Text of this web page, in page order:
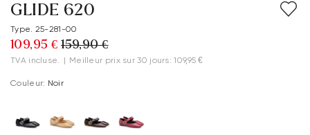
GLIDE 620
Type. 25-281-00
109,95 € 159,90 €
TVA incluse. | Meilleur prix sur 30 jours: 109,95 €
Couleur: Noir